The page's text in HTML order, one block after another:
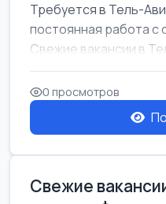
Требуется в Тель-
постоянная работа с
Свежие вакансии в
женщин от хозя...
0 просмотров
Свежие